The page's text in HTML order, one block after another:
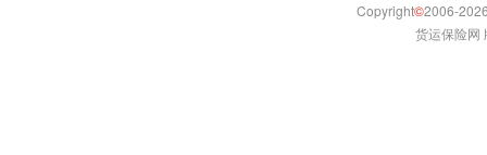
Copyright©2006-
货运保险网